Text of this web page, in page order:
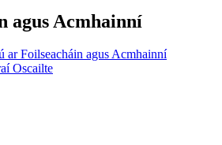
agus Acmhainní
ar Foilseacháin agus Acmhainní
Oscailte